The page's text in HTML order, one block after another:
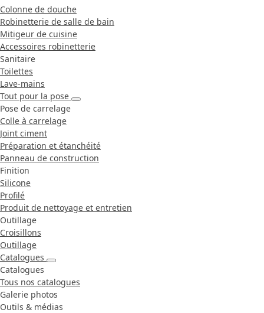
Colonne de douche
Robinetterie de salle de bain
Mitigeur de cuisine
Accessoires robinetterie
Sanitaire
Toilettes
Lave-mains
Tout pour la pose
Pose de carrelage
Colle à carrelage
Joint ciment
Préparation et étanchéité
Panneau de construction
Finition
Silicone
Profilé
Produit de nettoyage et entretien
Outillage
Croisillons
Outillage
Catalogues
Catalogues
Tous nos catalogues
Galerie photos
Outils & médias